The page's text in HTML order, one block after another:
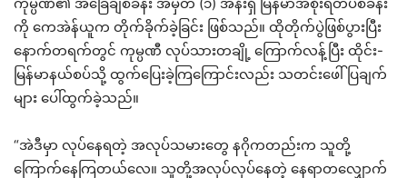
ကို ကေအဲန်ယူက တိုက်ခိုက်ခဲ့ခြင်း ဖြစ်သည်။ ထိုတိုက်ပွဲဖြစ်ပွားပြီး
နောက်တရက်တွင် ကုမ္ပဏီ လုပ်သားတချို့ ကြောက်လန့်ပြီး ထိုင်း-
မြန်မာနယ်စပ်သို့ ထွက်ပြေးခဲ့ကြကြောင်းလည်း သတင်းဖေါ်ပြချက်
များ ပေါ်ထွက်ခဲ့သည်။
“အဲဒီမှာ လုပ်နေရတဲ့ အလုပ်သမားတွေ နဂိုကတည်းက သူတို့
ကြောက်နေကြတယ်လေ။ သူတို့အလုပ်လုပ်နေတဲ့ နေရာတလျှောက်